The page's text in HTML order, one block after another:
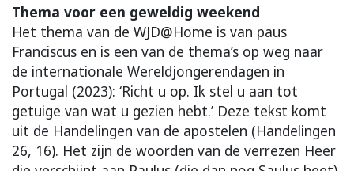
Thema voor een geweldig weekend
Het thema van de WJD@Home is van paus
Franciscus en is een van de thema’s op weg naar
de internationale Wereldjongerendagen in
Portugal (2023): ‘Richt u op. Ik stel u aan tot
getuige van wat u gezien hebt.’ Deze tekst komt
uit de Handelingen van de apostelen (Handelingen
26, 16). Het zijn de woorden van de verrezen Heer